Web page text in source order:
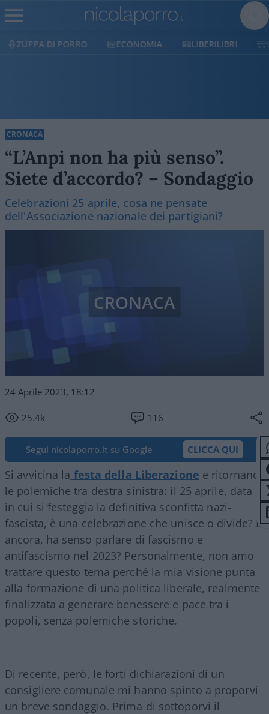
ECONOMIA LIBERILIBRI SHOP SOSTIENICI
CRONACA
“L’Anpi non ha più senso”.
Siete d’accordo? – Sondaggio
Celebrazioni 25 aprile, cosa ne pensate
dell'Associazione nazionale dei partigiani?
24 Aprile 2023, 18:12
25.4k 116
CRONACA
Segui nicolaporro.it su Google CLICCA QUI
Si avvicina la festa della Liberazione e ritornano
le polemiche tra destra sinistra: il 25 aprile, data
in cui si festeggia la definitiva sconfitta nazi-
fascista, è una celebrazione che unisce o divide? E
ancora, ha senso parlare di fascismo e
antifascismo nel 2023? Personalmente, non amo
trattare questo tema perché la mia visione punta
alla formazione di una politica liberale, realmente
finalizzata a generare benessere e pace tra i
popoli, senza polemiche storiche.
Di recente, però, le forti dichiarazioni di un
consigliere comunale mi hanno spinto a proporvi
un breve sondaggio. Prima di sottoporvi il